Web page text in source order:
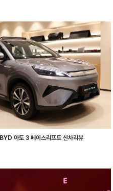
아토 3 페이스리프트 신차리뷰